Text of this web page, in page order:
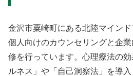
金沢市粟崎町にある北陸マインド
個人向けのカウンセリングと企
修を行っています。心理療法の
ルネス」や「自己洞察法」を導入